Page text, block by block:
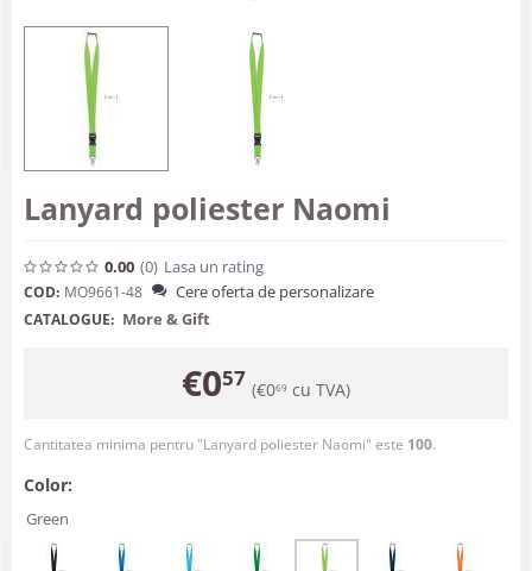
Lanyard poliester Naomi
0.00 (0) Lasa un rating
COD: MO9661-48 Cere oferta de personalizare
CATALOGUE: More & Gift
€057 (€069 cu TVA)
Cantitatea minima pentru "Lanyard poliester Naomi" este 100.
Color:
Green